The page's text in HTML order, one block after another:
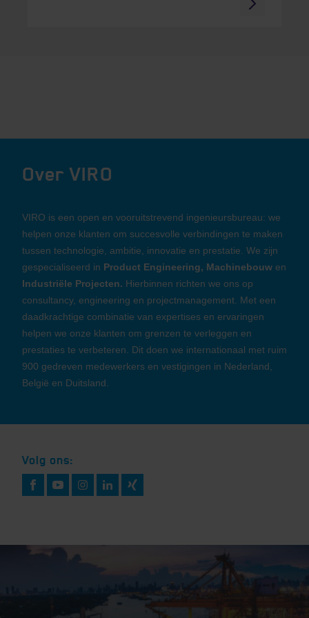
Over VIRO
VIRO is een open en vooruitstrevend ingenieursbureau: we
helpen onze klanten om succesvolle verbindingen te maken
tussen technologie, ambitie, innovatie en prestatie. We zijn
gespecialiseerd in Product Engineering, Machinebouw en
Industriële Projecten. Hierbinnen richten we ons op
consultancy, engineering en projectmanagement. Met een
daadkrachtige combinatie van expertises en ervaringen
helpen we onze klanten om grenzen te verleggen en
prestaties te verbeteren. Dit doen we internationaal met ruim
900 gedreven medewerkers en vestigingen in Nederland,
België en Duitsland.
Volg ons: